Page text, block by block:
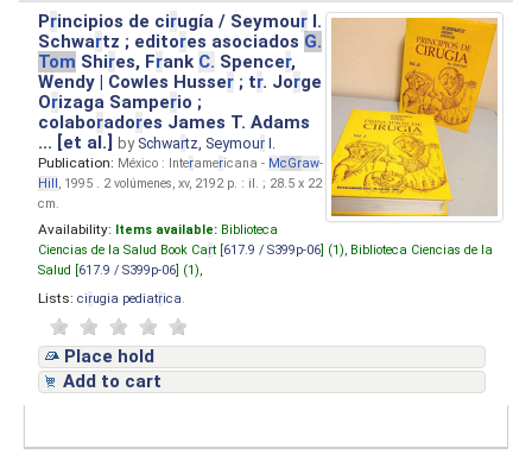
Principios de cirugía / Seymour I.
Schwartz ; editores asociados G.
Tom Shires, Frank C. Spencer,
Wendy | Cowles Husser ; tr. Jorge
Orizaga Samperio ;
colaboradores James T. Adams
... [et al.]by Schwartz, Seymour I.
Publication: México : Interamericana - McGraw-
Hill, 1995 . 2 volúmenes, xv, 2192 p. : il. ; 28.5 x 22
cm.
Availability: Items available: Biblioteca
Ciencias de la Salud Book Cart [ 617.9 / S399p-06 ] (1), Biblioteca Ciencias de la
Salud [ 617.9 / S399p-06 ] (1),
Lists: cirugia pediatrica
Place hold
Add to cart